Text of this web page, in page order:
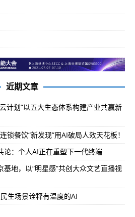
近期文章
计划”以五大生态体系构建产业共赢新
锁餐饮“新发现”用AI破局人效天花板！
论：个人AI正在重塑下一代终端
地，以“明星感”共创大众文艺直播视
生场景诠释有温度的AI